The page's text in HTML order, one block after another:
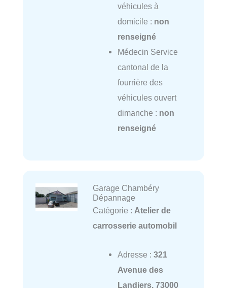
véhicules à
domicile : non
renseigné
Médecin Service
cantonal de la
fourrière des
véhicules ouvert
dimanche : non
renseigné
Garage Chambéry
Dépannage
Catégorie : Atelier de
carrosserie automobil
Adresse : 321
Avenue des
Landiers, 73000